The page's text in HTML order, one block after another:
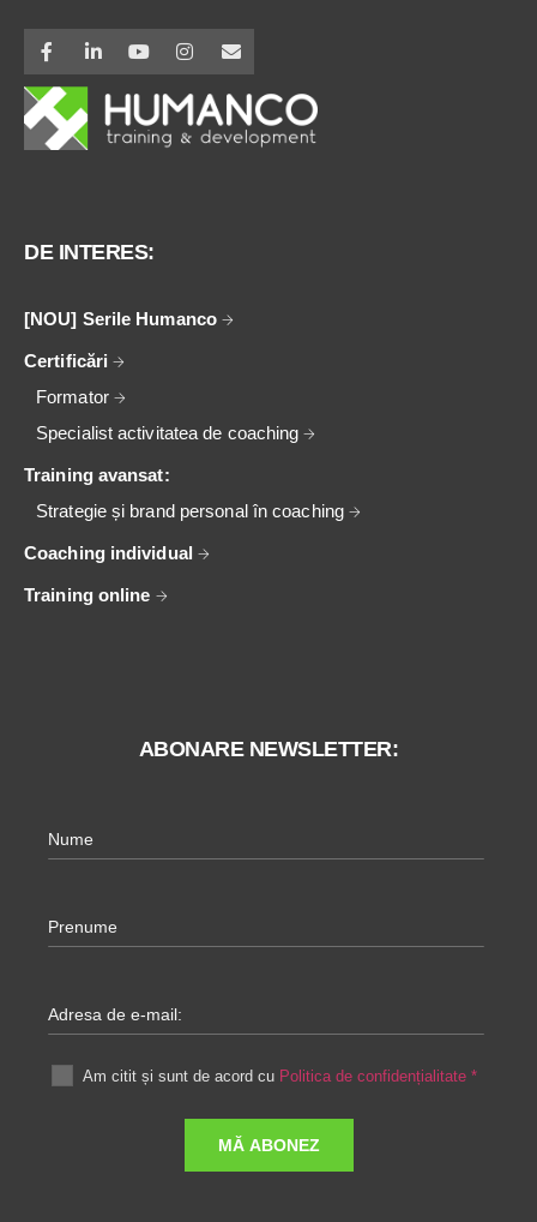
DE INTERES:
[NOU] Serile Humanco
Certificări
Formator
Specialist activitatea de coaching
Training avansat:
Strategie și brand personal în coaching
Coaching individual
Training online
ABONARE NEWSLETTER:
Nume
Prenume
Adresa de e-mail:
Am citit și sunt de acord cu Politica de confidențialitate *